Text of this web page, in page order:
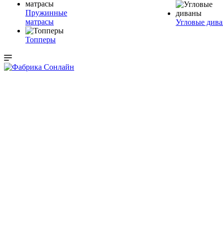
Пружинные
матрасы
Топперы
Угловые